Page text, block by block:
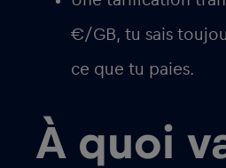
€/GB, tu sais
ce que tu paies.
À quoi